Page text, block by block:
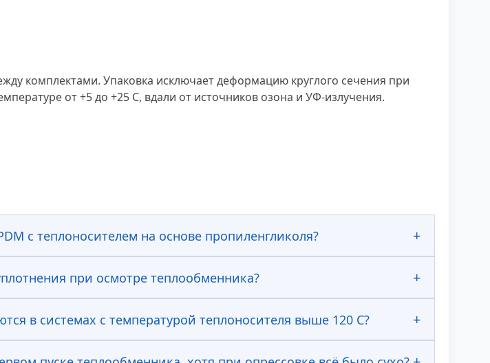
комплектами. Упаковка исключает деформацию круглого сечения при
от +5 до +25 С, вдали от источников озона и УФ-излучения.
с теплоносителем на основе пропиленгликоля?
при осмотре теплообменника?
в системах с температурой теплоносителя выше 120 С?